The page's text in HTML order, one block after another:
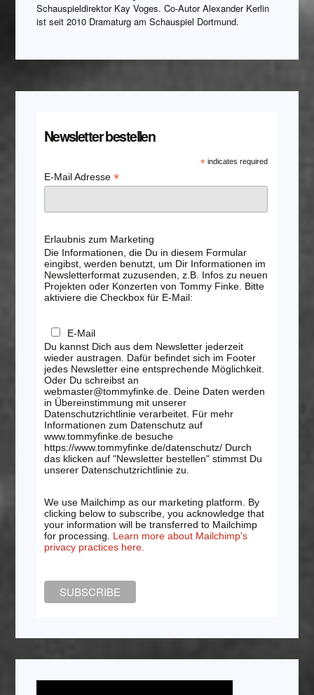
Schauspieldirektor Kay Voges. Co-Autor Alexander Kerlin
ist seit 2010 Dramaturg am Schauspiel Dortmund.
Newsletter bestellen
* indicates required
E-Mail Adresse *
Erlaubnis zum Marketing
Die Informationen, die Du in diesem Formular
eingibst, werden benutzt, um Dir Informationen im
Newsletterformat zuzusenden, z.B. Infos zu neuen
Projekten oder Konzerten von Tommy Finke. Bitte
aktiviere die Checkbox für E-Mail:
E-Mail
Du kannst Dich aus dem Newsletter jederzeit
wieder austragen. Dafür befindet sich im Footer
jedes Newsletter eine entsprechende Möglichkeit.
Oder Du schreibst an
webmaster@tommyfinke.de. Deine Daten werden
in Übereinstimmung mit unserer
Datenschutzrichtlinie verarbeitet. Für mehr
Informationen zum Datenschutz auf
www.tommyfinke.de besuche
https://www.tommyfinke.de/datenschutz/ Durch
das klicken auf "Newsletter bestellen" stimmst Du
unserer Datenschutzrichtlinie zu.
We use Mailchimp as our marketing platform. By
clicking below to subscribe, you acknowledge that
your information will be transferred to Mailchimp
for processing. Learn more about Mailchimp's
privacy practices here.